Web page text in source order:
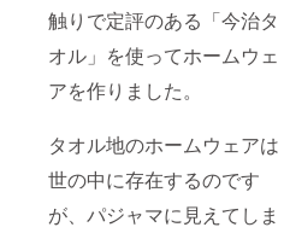
触りで定評のある「今治タ
オル」を使ってホームウェ
アを作りました。
タオル地のホームウェアは
世の中に存在するのです
が、パジャマに見えてしま